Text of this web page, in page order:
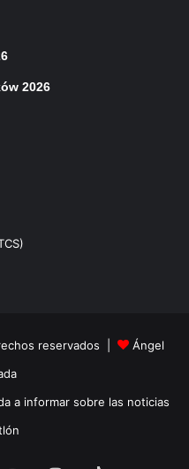
2026
reservados |
Ángel
a informar sobre las noticias